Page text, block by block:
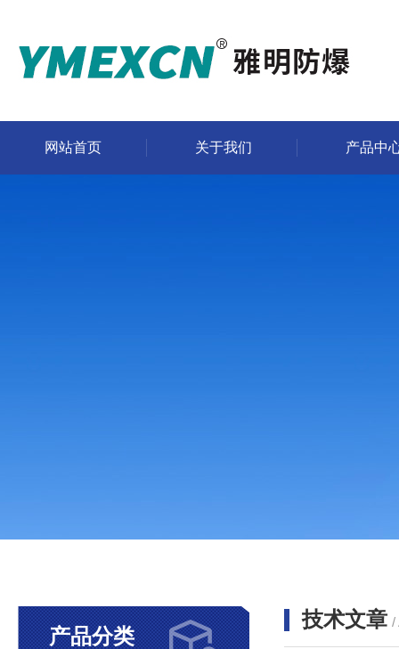
网站首页 关于我们 产品中
产品分类
技术文章 /